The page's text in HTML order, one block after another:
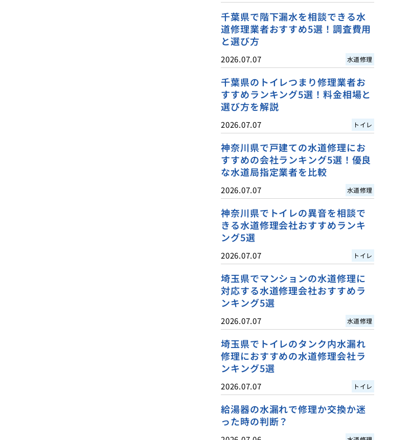
千葉県で階下漏水を相談できる水
道修理業者おすすめ5選！調査費用
と選び方
2026.07.07 水道修理
千葉県のトイレつまり修理業者お
すすめランキング5選！料金相場と
選び方を解説
2026.07.07 トイレ
神奈川県で戸建ての水道修理にお
すすめの会社ランキング5選！優良
な水道局指定業者を比較
2026.07.07 水道修理
神奈川県でトイレの異音を相談で
きる水道修理会社おすすめランキ
ング5選
2026.07.07 トイレ
埼玉県でマンションの水道修理に
対応する水道修理会社おすすめラ
ンキング5選
2026.07.07 水道修理
埼玉県でトイレのタンク内水漏れ
修理におすすめの水道修理会社ラ
ンキング5選
2026.07.07 トイレ
給湯器の水漏れで修理か交換か迷
った時の判断？